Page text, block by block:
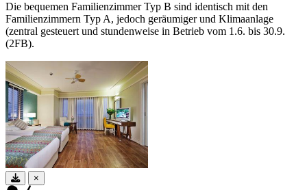
Die bequemen Familienzimmer Typ B sind identisch mit den
Familienzimmern Typ A, jedoch geräumiger und Klimaanlage
(zentral gesteuert und stundenweise in Betrieb vom 1.6. bis 30.9.
(2FB).
×